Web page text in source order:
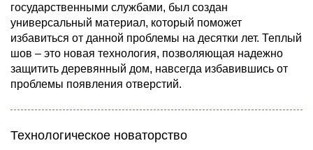
государственными службами, был создан
универсальный материал, который поможет
избавиться от данной проблемы на десятки лет. Теплый
шов – это новая технология, позволяющая надежно
защитить деревянный дом, навсегда избавившись от
проблемы появления отверстий.
Технологическое новаторство